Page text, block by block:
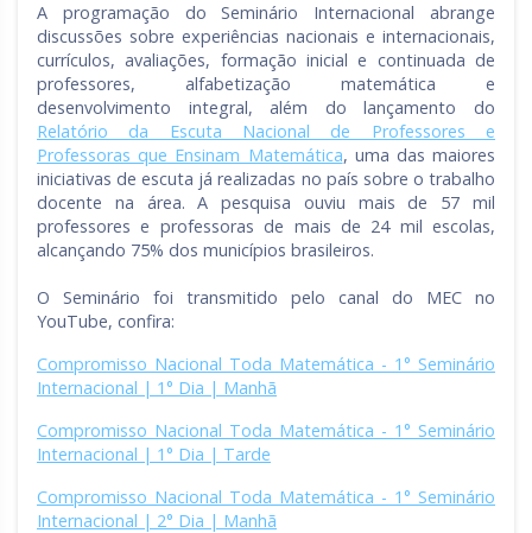
A programação do Seminário Internacional abrange
discussões sobre experiências nacionais e internacionais,
currículos, avaliações, formação inicial e continuada de
professores, alfabetização matemática e
desenvolvimento integral, além do lançamento do
Relatório da Escuta Nacional de Professores e
Professoras que Ensinam Matemática, uma das maiores
iniciativas de escuta já realizadas no país sobre o trabalho
docente na área. A pesquisa ouviu mais de 57 mil
professores e professoras de mais de 24 mil escolas,
alcançando 75% dos municípios brasileiros.
O Seminário foi transmitido pelo canal do MEC no
YouTube, confira:
Compromisso Nacional Toda Matemática - 1° Seminário
Internacional | 1° Dia | Manhã
Compromisso Nacional Toda Matemática - 1° Seminário
Internacional | 1° Dia | Tarde
Compromisso Nacional Toda Matemática - 1° Seminário
Internacional | 2° Dia | Manhã